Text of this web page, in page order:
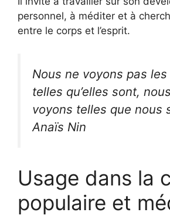
personnel, à méditer et à
entre le corps et l’esprit.
Nous ne voyons pas
telles qu’elles sont,
voyons telles que nous
Anaïs Nin
Usage dans la
populaire et